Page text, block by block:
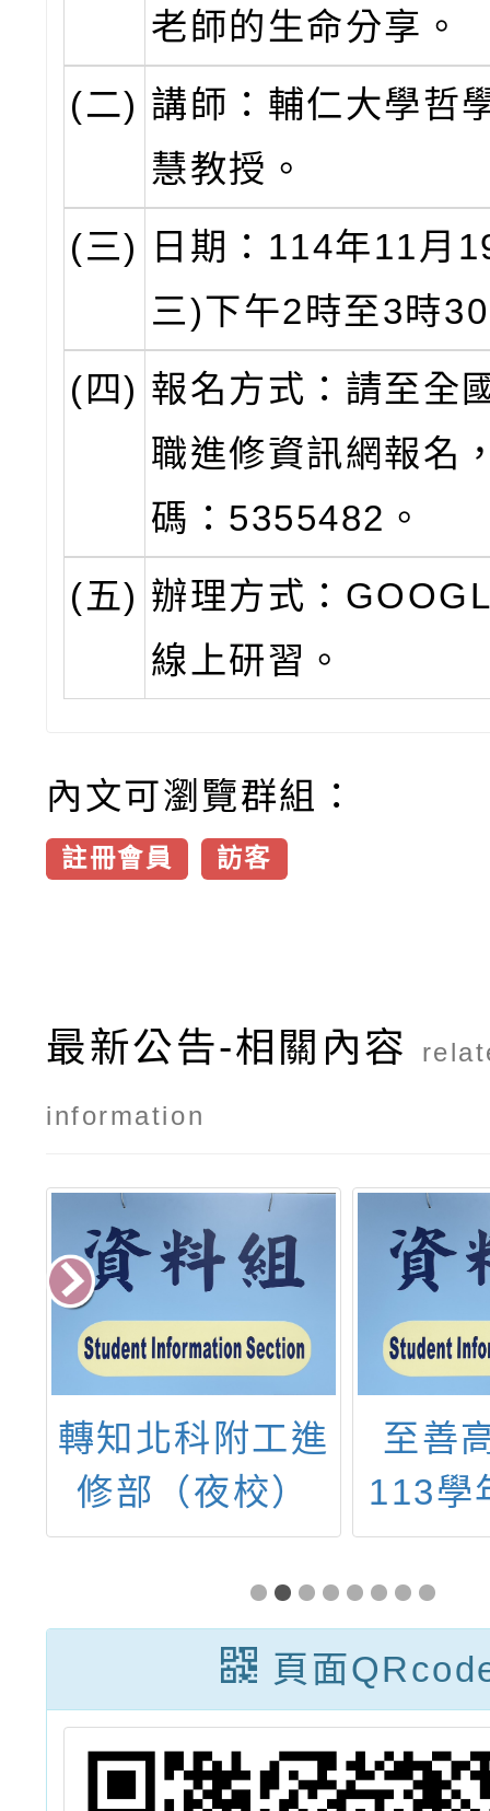
老師的生命分享。
(二) 講師：輔仁大學哲
慧教授。
(三)
日期：114年11月
三)下午2時至3時
(四) 報名方式：請至全
職進修資訊網報名
碼：5355482。
(五) 辦理方式：
線上研習。
內文可瀏覽群組：
註冊會員 訪客
最新公告-相關內容
information
轉知北科附工進
修部（夜校）
114學年度免試
入學招生訊息
至善
113學
中生
季營)
國中
有興
頁面